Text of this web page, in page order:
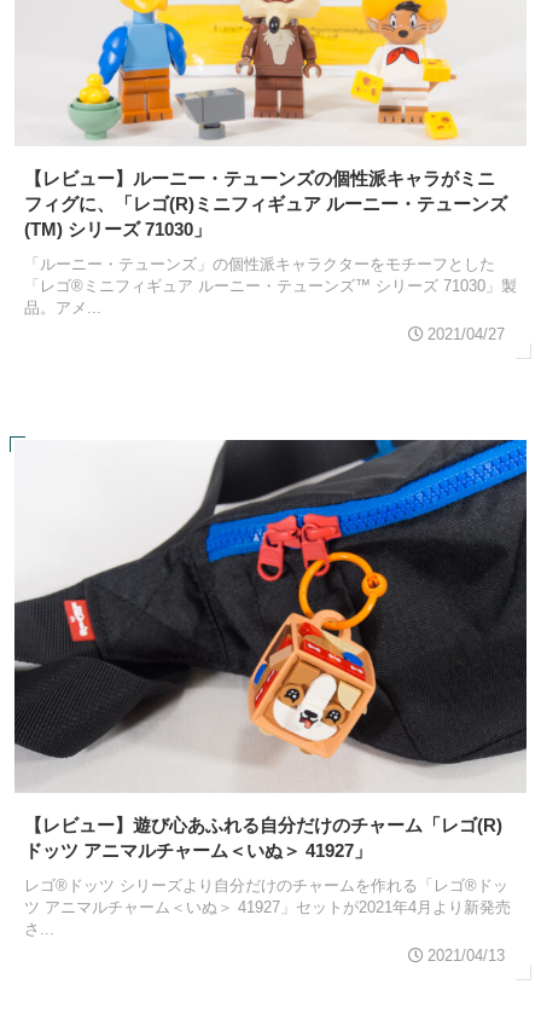
【レビュー】ルーニー・テューンズの個性派キャラがミニ
フィグに、「レゴ(R)ミニフィギュア ルーニー・テューンズ
(TM) シリーズ 71030」
「ルーニー・テューンズ」の個性派キャラクターをモチーフとした
「レゴ®ミニフィギュア ルーニー・テューンズ™ シリーズ 71030」製
品。アメ...
2021/04/27
【レビュー】遊び心あふれる自分だけのチャーム「レゴ(R)
ドッツ アニマルチャーム＜いぬ＞ 41927」
レゴ®ドッツ シリーズより自分だけのチャームを作れる「レゴ®ドッ
ツ アニマルチャーム＜いぬ＞ 41927」セットが2021年4月より新発売
さ...
2021/04/13